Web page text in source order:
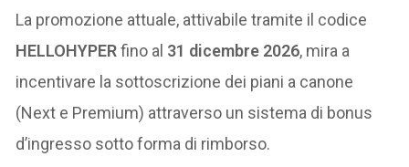
La promozione attuale, attivabile tramite il codice
HELLOHYPERfino al 31 dicembre 2026, mira a
incentivare la sottoscrizione dei piani a canone
(Next e Premium) attraverso un sistema di bonus
d’ingresso sotto forma di rimborso.